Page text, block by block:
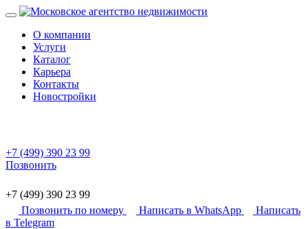
О компании
Услуги
Каталог
Карьера
Контакты
Новостройки
+7 (499) 390 23 99
Позвонить
+7 (499) 390 23 99
Позвонить по номеру
Написать в WhatsApp
Написать
в Telegram